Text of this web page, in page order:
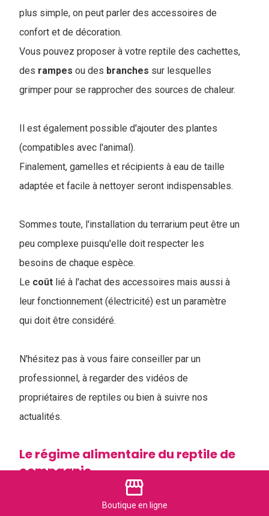
plus simple, on peut parler des accessoires de
confort et de décoration.
Vous pouvez proposer à votre reptile des cachettes,
des rampes ou des branches sur lesquelles
grimper pour se rapprocher des sources de chaleur.
Il est également possible d'ajouter des plantes
(compatibles avec l'animal).
Finalement, gamelles et récipients à eau de taille
adaptée et facile à nettoyer seront indispensables.
Sommes toute, l'installation du terrarium peut être un
peu complexe puisqu'elle doit respecter les
besoins de chaque espèce.
Le coût lié à l'achat des accessoires mais aussi à
leur fonctionnement (électricité) est un paramètre
qui doit être considéré.
N'hésitez pas à vous faire conseiller par un
professionnel, à regarder des vidéos de
propriétaires de reptiles ou bien à suivre nos
actualités.
Le régime alimentaire du reptile de
compagnie
Tous les reptiles n'ont pas le même régime
storefront
Boutique en ligne